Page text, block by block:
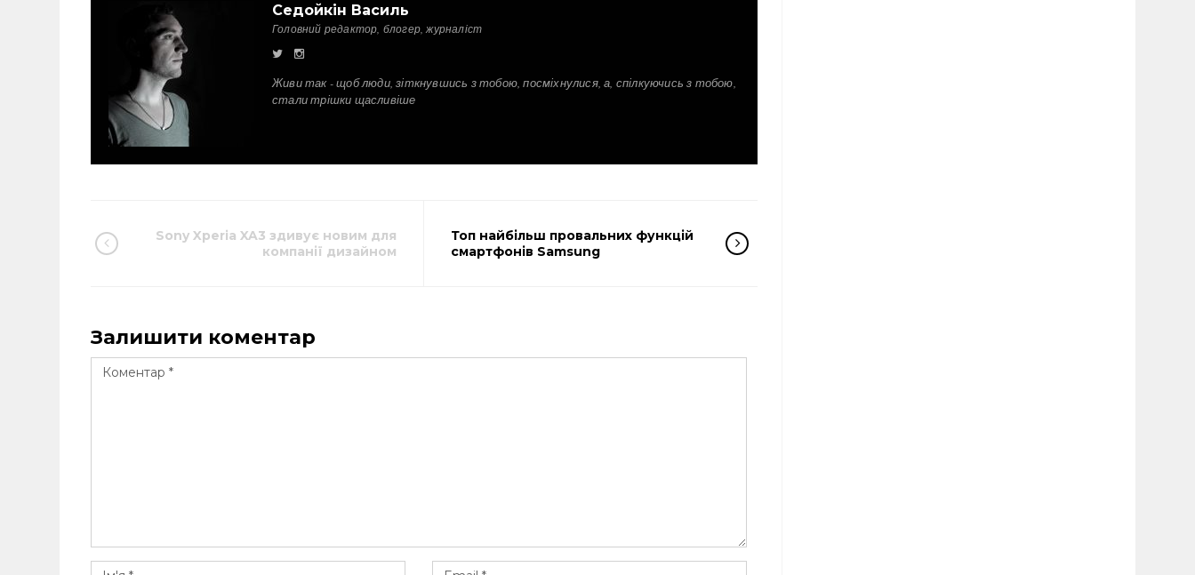
Седойкін Василь
Головний редактор, блогер, журналіст
Живи так - щоб люди, зіткнувшись з тобою, посміхнулися, а, спілкуючись з тобою,
стали трішки щасливіше
Sony Xperia XA3 здивує новим для
компанії дизайном
Топ найбільш провальних функцій
смартфонів Samsung
Залишити коментар